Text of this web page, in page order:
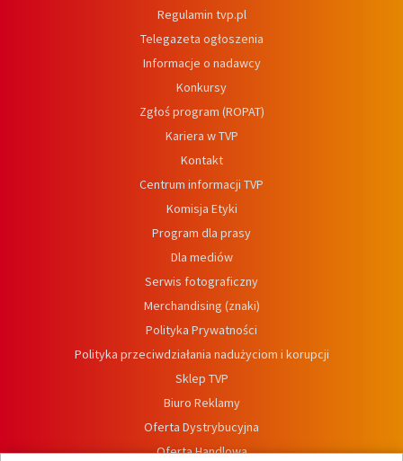
Regulamin tvp.pl
Telegazeta ogłoszenia
Informacje o nadawcy
Konkursy
Zgłoś program (ROPAT)
Kariera w TVP
Kontakt
Centrum informacji TVP
Komisja Etyki
Program dla prasy
Dla mediów
Serwis fotograficzny
Merchandising (znaki)
Polityka Prywatności
Polityka przeciwdziałania nadużyciom i korupcji
Sklep TVP
Biuro Reklamy
Oferta Dystrybucyjna
Oferta Handlowa